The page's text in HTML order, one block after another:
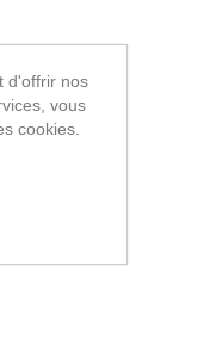
d'offrir nos
vous
cookies.